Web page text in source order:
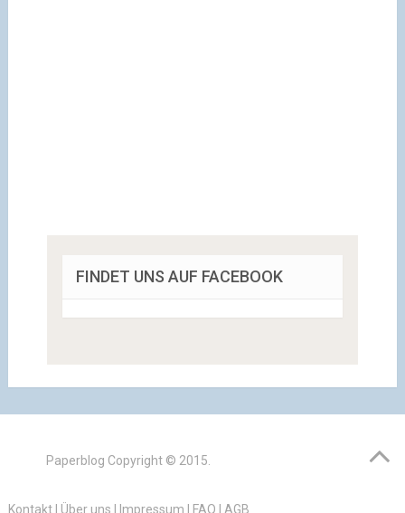
FINDET UNS AUF FACEBOOK
Paperblog Copyright © 2015.
Kontakt| Über uns Impressum FAQ AGB